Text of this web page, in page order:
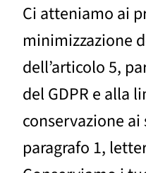
Ci atteniamo ai
minimizzazione
dell’articolo 5,
del GDPR e alla
conservazione ai
paragrafo 1,